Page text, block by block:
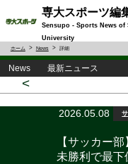
専大スポーツ編
Sensupo - Sports News of
University
ホーム News 詳細
News 最新ニュース
<
2026.05.08
【サッカー
未勝利で最下